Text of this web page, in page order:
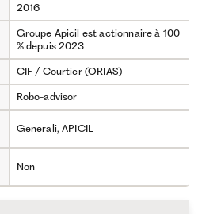
2016
Groupe Apicil est actionnaire à 100
% depuis 2023
CIF / Courtier (ORIAS)
Robo-advisor
Generali, APICIL
Non